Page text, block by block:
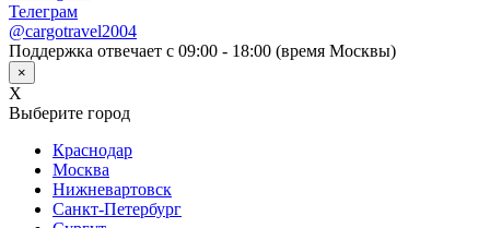
Телеграм
@cargotravel2004
Поддержка отвечает с 09:00 - 18:00 (время Москвы)
×
X
Выберите город
Краснодар
Москва
Нижневартовск
Санкт-Петербург